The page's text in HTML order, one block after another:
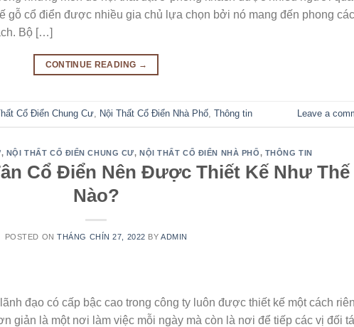
gỗ cổ điển được nhiều gia chủ lựa chọn bởi nó mang đến phong
Bộ […]
CONTINUE READING →
Cổ Điển Chung Cư Nội Thất Cổ Điển Nhà Phố Thông tin Leave a
, NỘI THẤT CỔ ĐIỂN CHUNG CƯ,NỘI THẤT CỔ ĐIỂN NHÀ PHỐ, THÔNG TIN
Cổ Điển Nên Được Thiết Kế Như Thế
Nào?
POSTED ONTHÁNG CHÍN 27, 2022 BYADMIN
đạo có cấp bậc cao trong công ty luôn được thiết kế một cách
giản là một nơi làm việc mỗi ngày mà còn là nơi để tiếp các vị đối